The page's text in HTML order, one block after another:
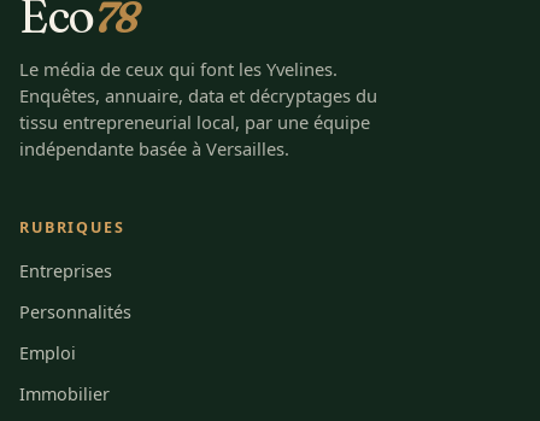
Eco78
Le média de ceux qui font les Yvelines.
Enquêtes, annuaire, data et décryptages du
tissu entrepreneurial local, par une équipe
indépendante basée à Versailles.
RUBRIQUES
Entreprises
Personnalités
Emploi
Immobilier